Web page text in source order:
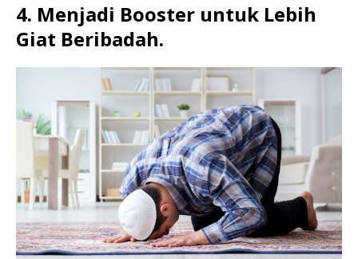
4. Menjadi Booster untuk Lebih
Giat Beribadah.